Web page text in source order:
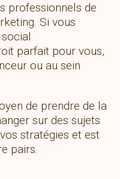
professionnels de
Si vous
parfait pour vous,
ou au sein
de prendre de la
sur des sujets
stratégies et est
pairs.